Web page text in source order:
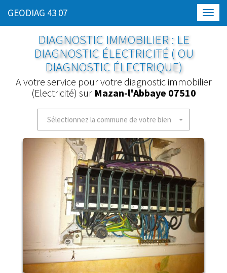
GEODIAG 43 07
DIAGNOSTIC IMMOBILIER : LE
DIAGNOSTIC ÉLECTRICITÉ ( OU
DIAGNOSTIC ÉLECTRIQUE)
A votre service pour votre diagnostic immobilier
(Electricité) sur Mazan-l'Abbaye 07510
Sélectionnez la commune de votre bien